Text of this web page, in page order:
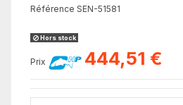
Référence SEN-51581
Hors stock
Prix 444,51 €